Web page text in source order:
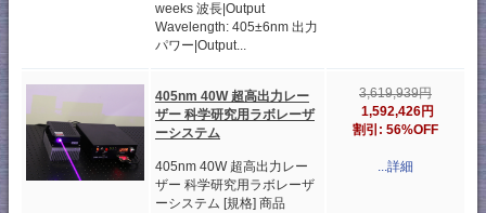
weeks 波長|Output
Wavelength: 405±6nm 出力
パワー|Output...
405nm 40W 超高出力レー
ザー 科学研究用ラボレーザ
ーシステム
405nm 40W 超高出力レー
ザー 科学研究用ラボレーザ
ーシステム [規格] 商品
3,619,939円
1,592,426円
割引: 56%OFF
...詳細